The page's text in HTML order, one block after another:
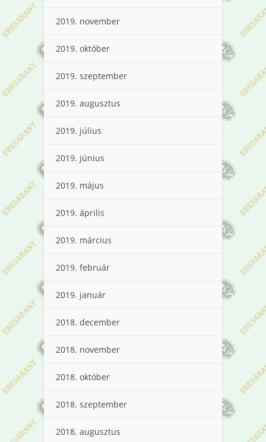
2019. november
2019. október
2019. szeptember
2019. augusztus
2019. július
2019. június
2019. május
2019. április
2019. március
2019. február
2019. január
2018. december
2018. november
2018. október
2018. szeptember
2018. augusztus